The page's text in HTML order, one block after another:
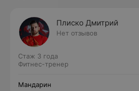
Плиско Дмитрий
Нет отзывов
Стаж 3 года
Фитнес-тренер
Мандарин